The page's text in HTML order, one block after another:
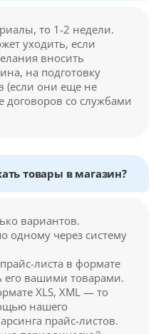
то 1-2 недели.
уходить, если
вносить
на подготовку
(если они еще не
договоров со службами
товары в магазин?
вариантов.
одному через систему
листа в формате
его вашими товарами.
XLS, XML — то
нашего
прайс-листов.